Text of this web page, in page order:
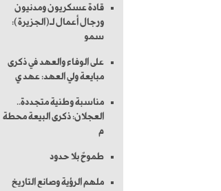
قادة عسكريون ومدنيون
ورجال أعمال لـ(الجزيرة):
سمو
على الوفاء والعهد في ذكرى
مبايعة ولي العهد: عهد ي
مناسبة وطنية متجددة..
العجلان: ذكرى البيعة محطة
م
طموحٌ بلا حدود
ملهم الرؤية وصانع التاريخ